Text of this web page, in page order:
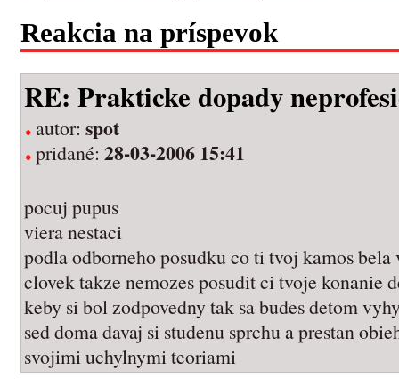
Reakcia na príspevok
RE: Prakticke dopady
autor: spot
pridané: 28-03-2006 15:41
pocuj pupus
viera nestaci
podla odborneho posudku co ti tvoj kamos
clovek takze nemozes posudit ci tvoje konanie
keby si bol zodpovedny tak sa budes detom
sed doma davaj si studenu sprchu a prestan
svojimi uchylnymi teoriami